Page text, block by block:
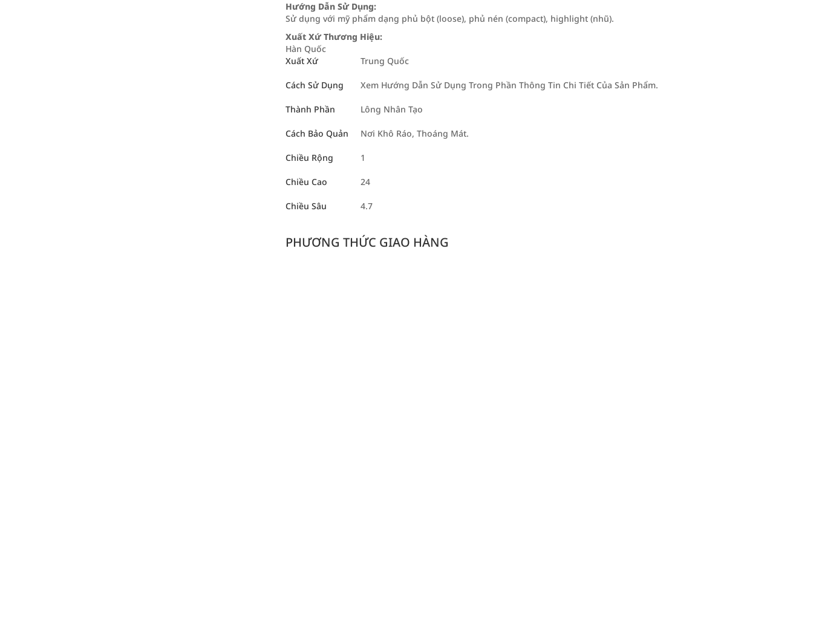
Hướng Dẫn Sử Dụng:
Sử dụng với mỹ phẩm dạng phủ bột (loose), phủ nén (compact), highlight (nhũ).
Xuất Xứ Thương Hiệu:
Hàn Quốc
Xuất Xứ
Trung Quốc
Cách Sử Dụng Xem Hướng Dẫn Sử Dụng Trong Phần Thông Tin Chi Tiết Của Sản Phẩm.
Thành Phần Lông Nhân Tạo
Cách Bảo Quản Nơi Khô Ráo, Thoáng Mát.
Chiều Rộng 1
Chiều Cao 24
Chiều Sâu 4.7
PHƯƠNG THỨC GIAO HÀNG